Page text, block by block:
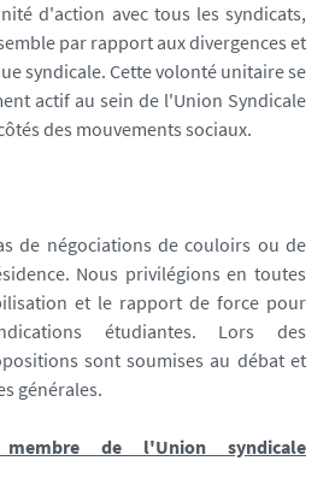
d'action avec tous les syndicats,
par rapport aux divergences et
syndicale. Cette volonté unitaire se
actif au sein de l'Union Syndicale
des mouvements sociaux.
de négociations de couloirs ou de
Nous privilégions en toutes
et le rapport de force pour
étudiantes. Lors des
sont soumises au débat et
générales.
de l'Union syndicale